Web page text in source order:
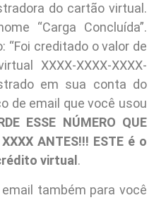
do cartão virtual.
“Carga Concluída”.
“Foi creditado o valor de
XXXX-XXXX-XXXX-
em sua conta do
de email que você usou
ESSE NÚMERO QUE
ANTES!!! ESTE é o
virtual .
também para você